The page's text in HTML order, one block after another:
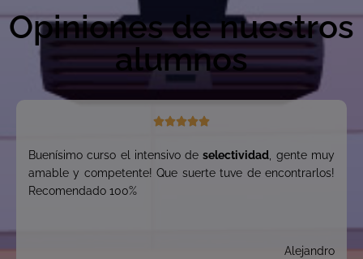
Opiniones de nuestros
alumnos

Buenísimo curso el intensivo deselectividad , gente muy
amable y competente! Que suerte tuve de encontrarlos!
Recomendado 100%
Alejandro